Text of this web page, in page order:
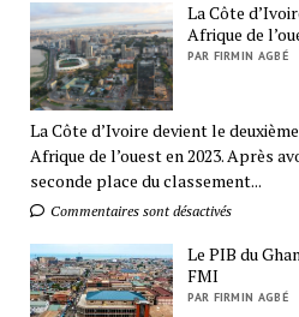
La Côte
Afrique de
PAR FIRMIN AGBÉ
La Côte d’Ivoire devient le
Afrique de l’ouest en 2023. Après
seconde place du classement...
Commentaires sont désactivés
Le PIB du
FMI
PAR FIRMIN AGBÉ